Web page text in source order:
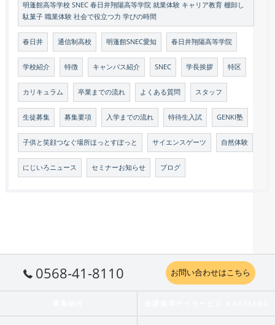
明蓬館高等学校 SNEC 春日井翔陽高等学院 就業体験 キャリア教育 棚卸し
駄菓子 職業体験 社会で役立つ力 学びの時間
春日井 通信制高校 明蓬館SNEC愛知 春日井翔陽高等学院
学校紹介 特徴 キャンパス紹介 SNEC 学長挨拶 特区
カリキュラム 卒業までの流れ よくある質問 スタッフ
生徒募集 募集要項 入学までの流れ 特待生入試 GENKI塾
子供と笑顔つなぐ場所ほっとすぽっと サイエンスゲーツ 自然体験
にじいろニュース セミナーお知らせ ブログ
0568-41-8110 お問い合わせはこちら